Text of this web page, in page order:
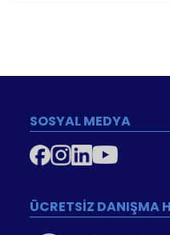
SOSYAL MEDYA
ÜCRETSİZ DANIŞMA